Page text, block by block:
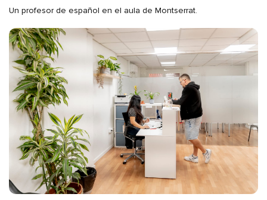
Un profesor de español en el aula de Montserrat.